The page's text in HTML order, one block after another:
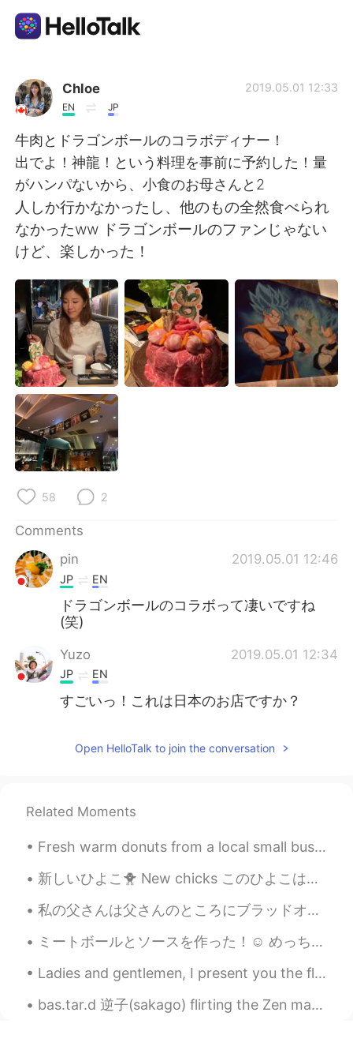
Language Exchange App
AI Grammar Checker
English
简体中文 繁體中文
Español العربية
Français Deutsch
日本語 한국어
Русский
Indonesia
Chloe
EN JP
2019.05.01 12:33
牛肉とドラゴンボールのコラボディナー！
出でよ！神龍！という料理を事前に予約した！量
がハンパないから、小食のお母さんと2
人しか行かなかったし、他のもの全然食べられ
なかったww ドラゴンボールのファンじゃない
けど、楽しかった！
58 2
Comments
pin
2019.05.01 12:46
JP EN
ドラゴンボールのコラボって凄いですね
(笑)
Yuzo 2019.05.01 12:34
JP EN
すごいっ！これは日本のお店ですか？
Open HelloTalk to join the conversation
Related Moments
Fresh warm donuts from a local small business They’re my favorite 🤤🤤🤤🤤 I eat too much on my day...
新しいひよこ🐥 New chicks このひよこは成熟になったら青い色の卵が生まれる When these chicks reach maturity, they’re able to lay...
私の父さんは父さんのところにブラッドオレンジのきを育ってる My dad has a blood orange tree at his place 私は柑橘が大好きだから、クリスマス休みに父...
ミートボールとソースを作った！☺️ めっちゃ美味しい！本当に俺が作ったの？レストランの味がする！🥰 日本は昼ごはんの時だね？😅 いつか、電話したいな！ビデオチャットもしてみたいけど。🤔 皆...
Ladies and gentlemen, I present you the flight deck of the Airbus A380, largest comercial passeng...
bas.tar.d 逆子(sakago) flirting the Zen master 無明(mumyou).. ． *plz dun pay any attention to 血(ketsu...